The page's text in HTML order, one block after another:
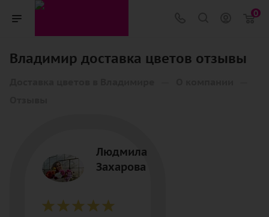
0
Владимир доставка цветов отзывы
Людмила
Захарова